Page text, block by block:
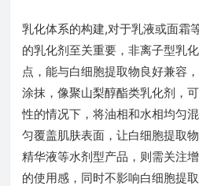
乳化体系的构建,对于乳液或面霜
的乳化剂至关重要，非离子型乳
点，能与白细胞提取物良好兼容
涂抹，像聚山梨醇酯类乳化剂，
性的情况下，将油相和水相均匀
匀覆盖肌肤表面，让白细胞提取
精华液等水剂型产品，则需关注
的使用感，同时不影响白细胞提取